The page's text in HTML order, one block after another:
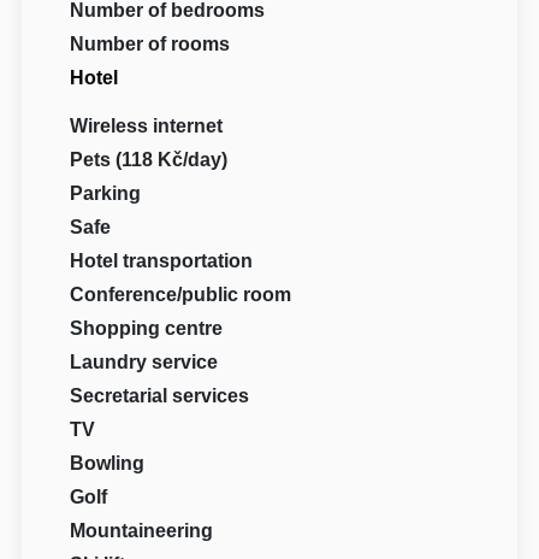
Number of bedrooms
Number of rooms
Hotel
Wireless internet
Pets (118 Kč/day)
Parking
Safe
Hotel transportation
Conference/public room
Shopping centre
Laundry service
Secretarial services
TV
Bowling
Golf
Mountaineering